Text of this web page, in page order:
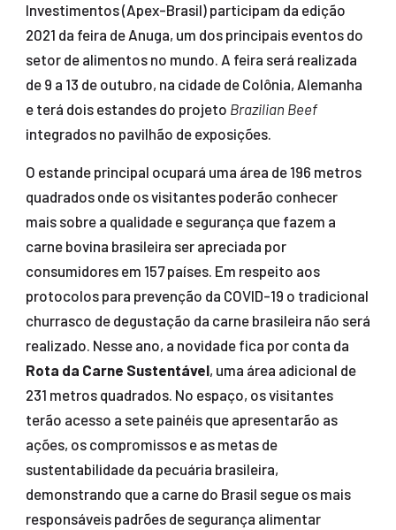
Investimentos (Apex-Brasil) participam da edição
2021 da feira de Anuga, um dos principais eventos do
setor de alimentos no mundo. A feira será realizada
de 9 a 13 de outubro, na cidade de Colônia, Alemanha
e terá dois estandes do projeto Brazilian Beef
integrados no pavilhão de exposições.
O estande principal ocupará uma área de 196 metros
quadrados onde os visitantes poderão conhecer
mais sobre a qualidade e segurança que fazem a
carne bovina brasileira ser apreciada por
consumidores em 157 países. Em respeito aos
protocolos para prevenção da COVID-19 o tradicional
churrasco de degustação da carne brasileira não será
realizado. Nesse ano, a novidade fica por conta da
Rota da Carne Sustentável, uma área adicional de
231 metros quadrados. No espaço, os visitantes
terão acesso a sete painéis que apresentarão as
ações, os compromissos e as metas de
sustentabilidade da pecuária brasileira,
demonstrando que a carne do Brasil segue os mais
responsáveis padrões de segurança alimentar